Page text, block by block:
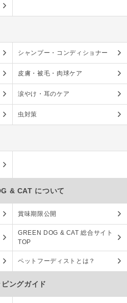
シャンプー・コンディショナー
皮膚・被毛・肉球ケア
涙やけ・耳のケア
虫対策
& CAT について
賞味期限公開
GREEN DOG & CAT 総合サイト
TOP
ペットフーディストとは？
ングガイド